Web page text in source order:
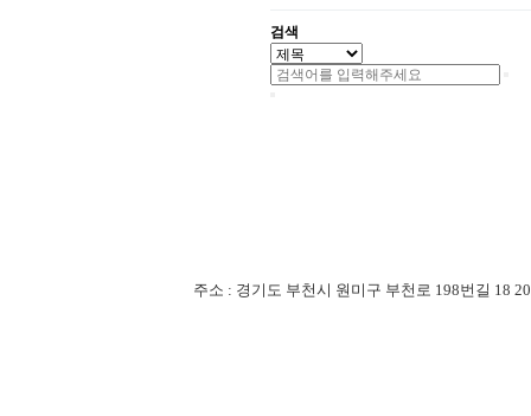
검색
주소 : 경기도 부천시 원미구 부천로 198번길